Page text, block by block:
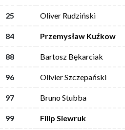
25 Oliver Rudziński
84 Przemysław Kuźkow
88 Bartosz Bękarciak
96 Olivier Szczepański
97 Bruno Stubba
99 Filip Siewruk
25 Oliver Rudziński
84 Przemysław Kuźkow
88 Bartosz Bękarciak
96 Olivier Szczepański
97 Bruno Stubba
99 Filip Siewruk